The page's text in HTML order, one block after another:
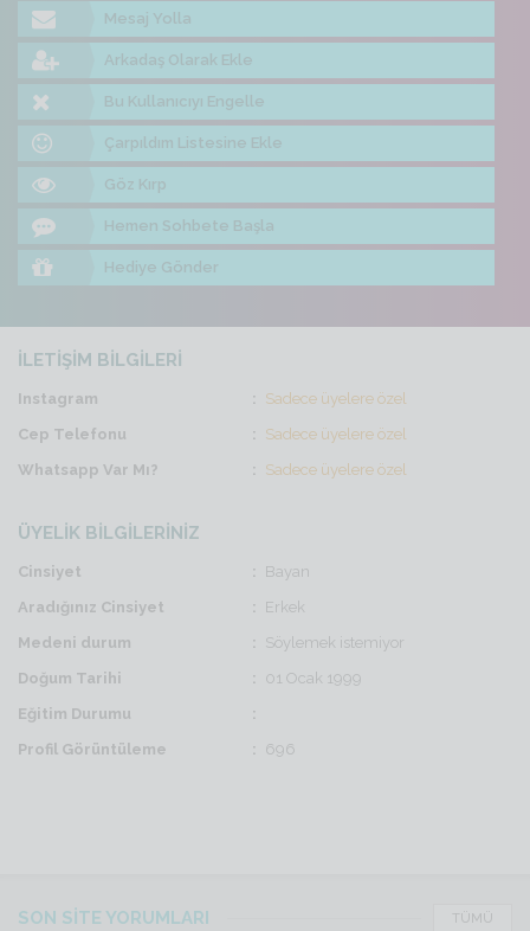
Mesaj Yolla
Arkadaş Olarak Ekle
Bu Kullanıcıyı Engelle
Çarpıldım Listesine Ekle
Göz Kırp
Hemen Sohbete Başla
Hediye Gönder
İLETİŞİM BİLGİLERİ
Instagram
Sadece üyelere özel
Cep Telefonu
Sadece üyelere özel
Whatsapp Var Mı?
Sadece üyelere özel
ÜYELİK BİLGİLERİNİZ
Cinsiyet
Bayan
Aradığınız Cinsiyet
Erkek
Medeni durum
Söylemek istemiyor
Doğum Tarihi
01 Ocak 1999
Eğitim Durumu
Profil Görüntüleme
696
SON SİTE YORUMLARI TÜMÜ